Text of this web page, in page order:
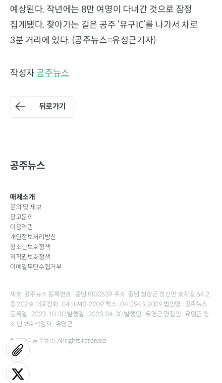
예상된다. 작년에는 8만 여명이 다녀간 것으로 잠정
집계됐다. 찾아가는 길은 공주 ‘유구IC’를 나가서 차로
3분 거리에 있다. (공주뉴스=유성근기자)
작성자 공주뉴스
뒤로가기
공주뉴스
매체소개
문의 및 제보
광고문의
이용약관
개인정보처리방침
청소년보호정책
저작권보호정책
이메일무단수집거부
제호: 공주뉴스 등록번호 : 충남 아00539 주소: 충남 청양군 청산면 효자길 64, 2
층 202호 대표전화 : 041)943-2009 팩스 : 041)943-2009 법인명 : 공주뉴스
등록일 : 2023-10-30 발행일 : 2023-04-30 발행인 : 유명근 편집인 : 유명근 청
소 년보호책임자 : 유명근
© 2024 공주뉴스. All rights reserved.